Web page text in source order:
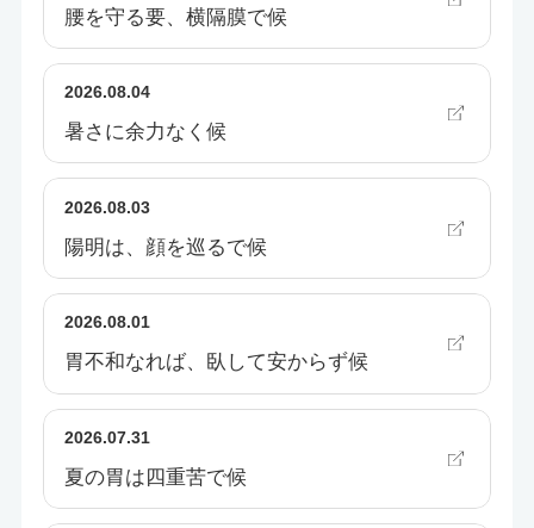
腰を守る要、横隔膜で候
2026.08.04
暑さに余力なく候
2026.08.03
陽明は、顔を巡るで候
2026.08.01
胃不和なれば、臥して安からず候
2026.07.31
夏の胃は四重苦で候